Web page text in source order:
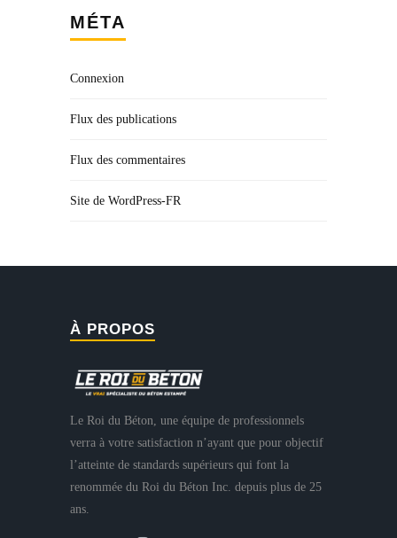
MÉTA
Connexion
Flux des publications
Flux des commentaires
Site de WordPress-FR
À PROPOS
Le Roi du Béton, une équipe de professionnels
verra à votre satisfaction n’ayant que pour objectif
l’atteinte de standards supérieurs qui font la
renommée du Roi du Béton Inc. depuis plus de 25
ans.